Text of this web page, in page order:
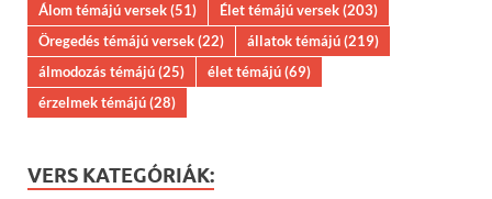
Álom témájú versek(51) Élet témájú versek(203)
Öregedés témájú versek(22) állatok témájú(219)
álmodozás témájú(25) élet témájú(69)
érzelmek témájú(28)
VERS KATEGÓRIÁK: